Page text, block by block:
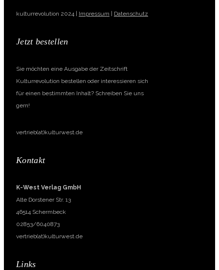
kulturrevolution 2024 | Impressum Datenschutz
Jetzt bestellen
Sie möchten eine Ausgabe der Zeitschrift
Kulturrevolution bestellen oder interessieren sich
für einen bestimmten Inhalt? Schreiben Sie uns
gern!
vertrieb(at)kulturwest.de
Kontakt
K-West Verlag GmbH
Alte Dorstener Str. 13
46514 Schermbeck
02853/6040873
vertrieb(at)kulturwest.de
Links